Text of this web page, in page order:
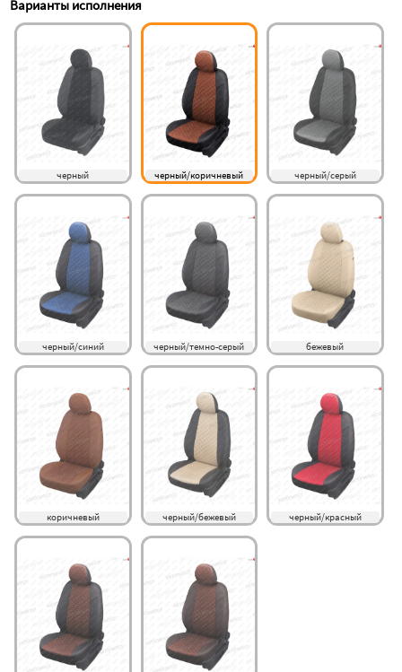
Варианты исполнения
черный черный/коричневый черный/серый
черный/синий черный/темно-серый бежевый
коричневый черный/бежевый черный/красный